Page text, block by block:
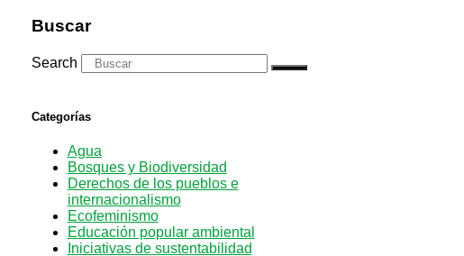
Buscar
Search
Categorías
Agua
Bosques y Biodiversidad
Derechos de los pueblos e
internacionalismo
Ecofeminismo
Educación popular ambiental
Iniciativas de sustentabilidad